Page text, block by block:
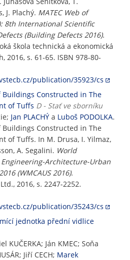
J. Plachý. MATEC Web of
8th International Scientific
(Building Defects 2016).
škola technická a ekonomická
2016, s. 61-65. ISBN 978-80-
publication/35923/cs
Buildings Constructed in The
of Tuffs D - Stať ve sborníku
Jan PLACHÝ a Luboš PODOLKA.
Buildings Constructed in The
of Tuffs. In M. Drusa, I. Yilmaz,
A. Segalini. World
Architecture-Urban
(WMCAUS 2016).
2016, s. 2247-2252.
publication/35243/cs
jednotka přední vidlice
KUČERKA; Ján KMEC; Soňa
Jiří CECH; Marek